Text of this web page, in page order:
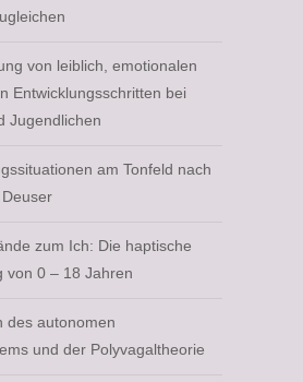
von leiblich, emotionalen
Entwicklungsschritten bei
Jugendlichen
am Tonfeld nach
zum Ich: Die haptische
von 0 – 18 Jahren
des autonomen
und der Polyvagaltheorie